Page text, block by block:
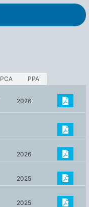
PCA PPA
2026
2026
2025
2025